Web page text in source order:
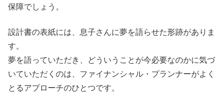
保障でしょう。
設計書の表紙には、息子さんに夢を語らせた形跡がありま
す。
夢を語っていただき、どういうことが今必要なのかに気づ
いていただくのは、ファイナンシャル・プランナーがよく
とるアプローチのひとつです。